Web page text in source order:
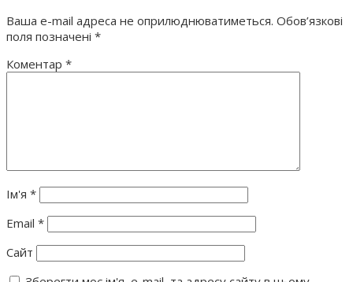
Ваша e-mail адреса не оприлюднюватиметься. Обов’язкові
поля позначені *
Коментар *
Ім'я *
Email *
Сайт